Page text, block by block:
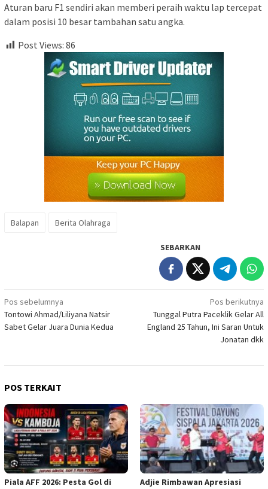
Aturan baru F1 sendiri akan memberi peraih waktu lap tercepat
dalam posisi 10 besar tambahan satu angka.
Post Views: 86
Balapan Berita Olahraga
SEBARKAN
Navigasi
pos
Pos sebelumnya
Tontowi Ahmad/Liliyana Natsir
Sabet Gelar Juara Dunia Kedua
Pos berikutnya
Tunggal Putra Paceklik Gelar All
England 25 Tahun, Ini Saran Untuk
Jonatan dkk
POS TERKAIT
Piala AFF 2026: Pesta Gol di
Adjie Rimbawan Apresiasi